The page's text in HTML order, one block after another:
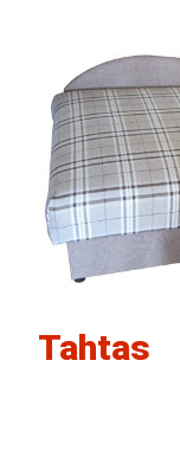
Tahtas